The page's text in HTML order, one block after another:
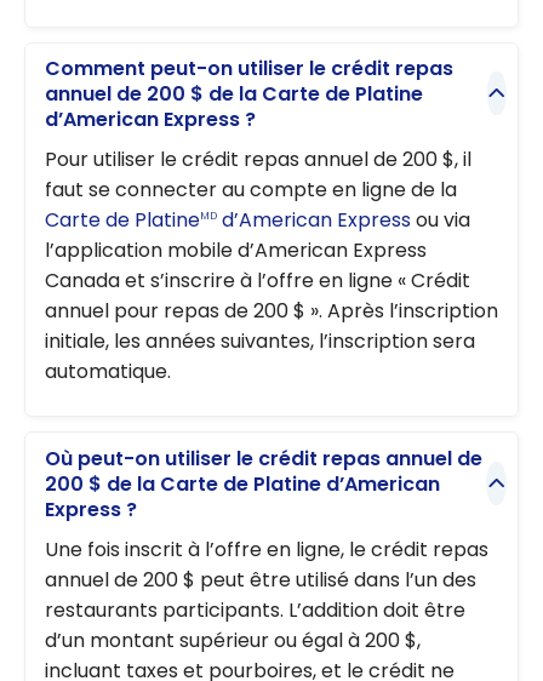
Comment peut-on utiliser le crédit repas
annuel de 200 $ de la Carte de Platine
d’American Express ?
Pour utiliser le crédit repas annuel de 200 $, il
faut se connecter au compte en ligne de la
Carte de PlatineMD d’American Expressou via
l’application mobile d’American Express
Canada et s’inscrire à l’offre en ligne « Crédit
annuel pour repas de 200 $ ». Après l’inscription
initiale, les années suivantes, l’inscription sera
automatique.
Où peut-on utiliser le crédit repas annuel de
200 $ de la Carte de Platine d’American
Express ?
Une fois inscrit à l’offre en ligne, le crédit repas
annuel de 200 $ peut être utilisé dans l’un des
restaurants participants. L’addition doit être
d’un montant supérieur ou égal à 200 $,
incluant taxes et pourboires, et le crédit ne